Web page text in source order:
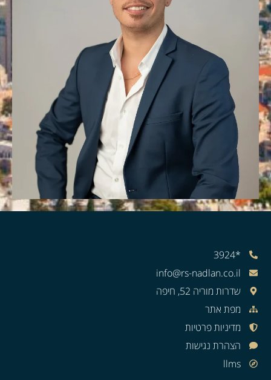
*3924
info@rs-nadlan.co.il
שדרות מוריה 52, חיפה
מפת אתר
מדיניות פרטיות
הצהרת נגישות
llms